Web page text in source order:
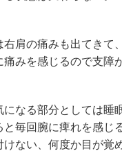
右肩の痛みも出てきて
痛みを感じるので支障
なる部分としては睡
と毎回腕に痺れを感じ
けない、何度か目が覚